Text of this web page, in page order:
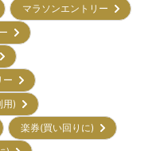
マラソンエントリー
ー
ー
用)
楽券(買い回りに)